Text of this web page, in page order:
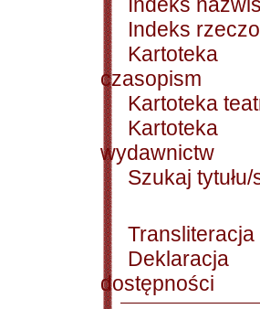
Indeks
Kartoteka
czasopism
Kartoteka
Kartoteka
wydawnictw
Szukaj tytułu/
Transliteracja
Deklaracja
dostępności